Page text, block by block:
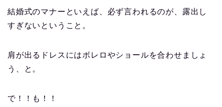
結婚式のマナーといえば、必ず言われるのが、露出し
すぎないということ。
肩が出るドレスにはボレロやショールを合わせましょ
う、と。
で！！も！！